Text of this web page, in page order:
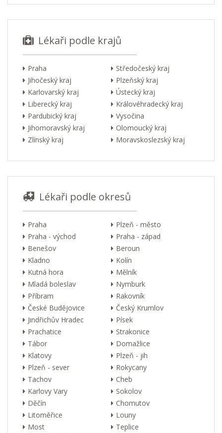
Lékaři podle krajů
Praha
Středočeský kraj
Jihočeský kraj
Plzeňský kraj
Karlovarský kraj
Ústecký kraj
Liberecký kraj
Královéhradecký kraj
Pardubický kraj
Vysočina
Jihomoravský kraj
Olomoucký kraj
Zlínský kraj
Moravskoslezský kraj
Lékaři podle okresů
Praha
Plzeň - město
Praha - východ
Praha - západ
Benešov
Beroun
Kladno
Kolín
Kutná hora
Mělník
Mladá boleslav
Nymburk
Příbram
Rakovník
České Budějovice
Český Krumlov
Jindřichův Hradec
Písek
Prachatice
Strakonice
Tábor
Domažlice
Klatovy
Plzeň - jih
Plzeň - sever
Rokycany
Tachov
Cheb
Karlovy Vary
Sokolov
Děčín
Chomutov
Litoměřice
Louny
Most
Teplice